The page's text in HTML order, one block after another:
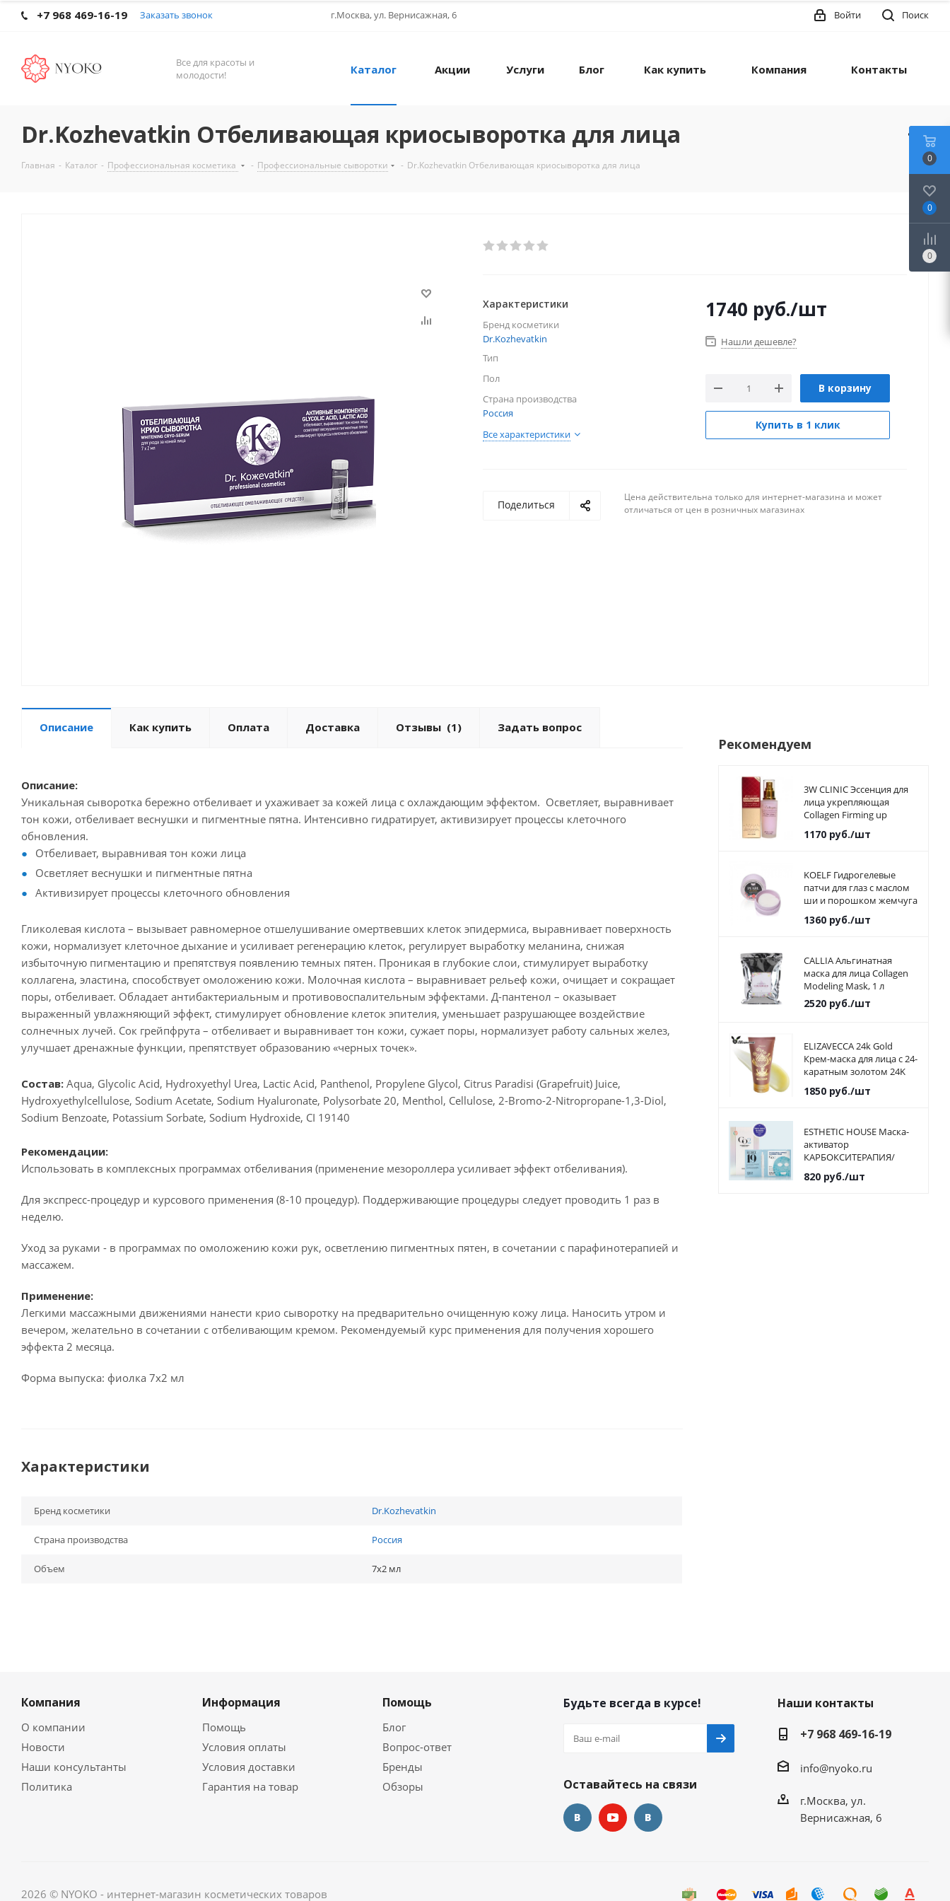
+7 968 469-16-19 Заказать звонок г.Москва, ул. Вернисажная, 6 Поиск
Войти
Все для красоты и
молодости!
Каталог Акции Услуги Блог Как купить Компания Контакты
Dr.Kozhevatkin Отбеливающая криосыворотка для лица
Главная - Каталог - Профессиональная косметика - Профессиональные сыворотки - Dr.Kozhevatkin Отбеливающая криосыворотка для лица
Характеристики
Бренд косметики
Dr.Kozhevatkin
Тип
Пол
Страна производства
Россия
Все характеристики
1740 руб./шт
Нашли дешевле?
В корзину
Купить в 1 клик
Поделиться
Цена действительна только для интернет-магазина и может
отличаться от цен в розничных магазинах
Описание Как купить Оплата Доставка Отзывы (1) Задать вопрос
Описание:
Уникальная сыворотка бережно отбеливает и ухаживает за кожей лица с охлаждающим эффектом. Осветляет, выравнивает
тон кожи, отбеливает веснушки и пигментные пятна. Интенсивно гидратирует, активизирует процессы клеточного
обновления.
Отбеливает, выравнивая тон кожи лица
Осветляет веснушки и пигментные пятна
Активизирует процессы клеточного обновления
Гликолевая кислота – вызывает равномерное отшелушивание омертвевших клеток эпидермиса, выравнивает поверхность
кожи, нормализует клеточное дыхание и усиливает регенерацию клеток, регулирует выработку меланина, снижая
избыточную пигментацию и препятствуя появлению темных пятен. Проникая в глубокие слои, стимулирует выработку
коллагена, эластина, способствует омоложению кожи. Молочная кислота – выравнивает рельеф кожи, очищает и сокращает
поры, отбеливает. Обладает антибактериальным и противовоспалительным эффектами. Д-пантенол – оказывает
выраженный увлажняющий эффект, стимулирует обновление клеток эпителия, уменьшает разрушающее воздействие
солнечных лучей. Сок грейпфрута – отбеливает и выравнивает тон кожи, сужает поры, нормализует работу сальных желез,
улучшает дренажные функции, препятствует образованию «черных точек».
Состав: Aqua, Glycolic Acid, Hydroxyethyl Urea, Lactic Acid, Panthenol, Propylene Glycol, Citrus Paradisi (Grapefruit) Juice,
Hydroxyethylcellulose, Sodium Acetate, Sodium Hyaluronate, Polysorbate 20, Menthol, Cellulose, 2-Bromo-2-Nitropropane-1,3-Diol,
Sodium Benzoate, Potassium Sorbate, Sodium Hydroxide, CI 19140
Рекомендации:
Использовать в комплексных программах отбеливания (применение мезороллера усиливает эффект отбеливания).
Для экспресс-процедур и курсового применения (8-10 процедур). Поддерживающие процедуры следует проводить 1 раз в
неделю.
Уход за руками - в программах по омоложению кожи рук, осветлению пигментных пятен, в сочетании с парафинотерапией и
массажем.
Применение:
Легкими массажными движениями нанести крио сыворотку на предварительно очищенную кожу лица. Наносить утром и
вечером, желательно в сочетании с отбеливающим кремом. Рекомендуемый курс применения для получения хорошего
эффекта 2 месяца.
Форма выпуска: фиолка 7х2 мл
Характеристики
Бренд косметики Dr.Kozhevatkin
Страна производства Россия
Объем 7х2 мл
Рекомендуем
3W CLINIC Эссенция для
лица укрепляющая
Collagen Firming up
Essence, 50 мл
1170руб./шт
KOELF Гидрогелевые
патчи для глаз с маслом
ши и порошком жемчуга
Pearl & Shea Butter Eye
Patch (60 шт)
1360руб./шт
CALLIA Альгинатная
маска для лица Collagen
Modeling Mask, 1 л
2520руб./шт
ELIZAVECCA 24k Gold
Крем-маска для лица с 24-
каратным золотом 24K
GOLD CREAM MASK
1850руб./шт
ESTHETIC HOUSE Маска-
активатор
КАРБОКСИТЕРАПИЯ/
ПАУЧ SECRET19 CO2
Esthetic Formula Carbonic
820руб./шт
Компания
О компании
Новости
Наши консультанты
Политика
Информация
Помощь
Условия оплаты
Условия доставки
Гарантия на товар
Помощь
Блог
Вопрос-ответ
Бренды
Обзоры
Будьте всегда в курсе!
Оставайтесь на связи
Наши контакты
+7 968 469-16-19
info@nyoko.ru
г.Москва, ул.
Вернисажная, 6
2026 © NYOKO - интернет-магазин косметических товаров
0
0
0